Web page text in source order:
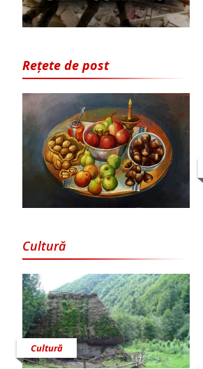
Rețete de post
Cultură
Cultură